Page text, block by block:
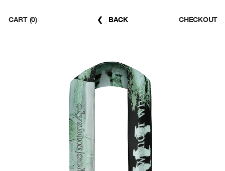
CART (0) ❮ BACK CHECKOUT